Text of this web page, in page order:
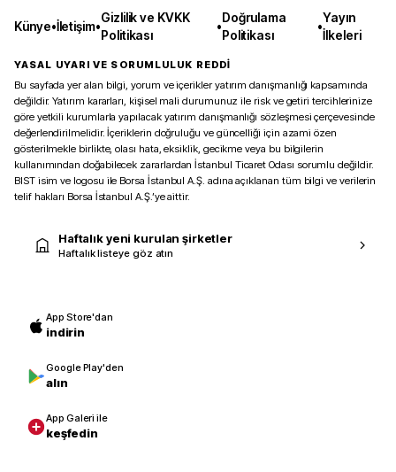
Künye•İletişim•
Gizlilik ve KVKK
Politikası
•
Doğrulama
Politikası
•
Yayın
İlkeleri
YASAL UYARI VE SORUMLULUK REDDİ
Bu sayfada yer alan bilgi, yorum ve içerikler yatırım danışmanlığı kapsamında
değildir. Yatırım kararları, kişisel mali durumunuz ile risk ve getiri tercihlerinize
göre yetkili kurumlarla yapılacak yatırım danışmanlığı sözleşmesi çerçevesinde
değerlendirilmelidir. İçeriklerin doğruluğu ve güncelliği için azami özen
gösterilmekle birlikte, olası hata, eksiklik, gecikme veya bu bilgilerin
kullanımından doğabilecek zararlardan İstanbul Ticaret Odası sorumlu değildir.
BIST isim ve logosu ile Borsa İstanbul A.Ş. adına açıklanan tüm bilgi ve verilerin
telif hakları Borsa İstanbul A.Ş.’ye aittir.
Haftalık yeni kurulan şirketler
Haftalık listeye göz atın
App Store'dan
indirin
Google Play'den
alın
App Galeri ile
keşfedin